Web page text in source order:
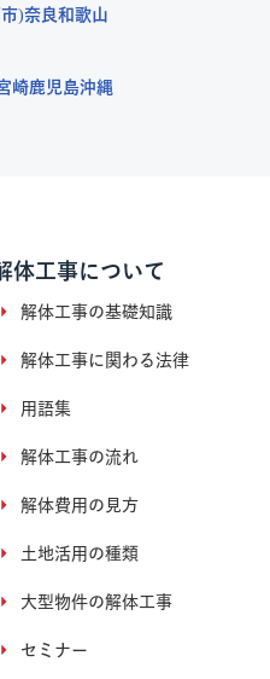
奈良和歌山
崎鹿児島沖縄
体工事について
解体工事の基礎知識
解体工事に関わる法律
用語集
解体工事の流れ
解体費用の見方
土地活用の種類
大型物件の解体工事
セミナー